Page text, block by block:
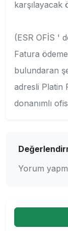
karşılayacak
(ESR OFİS '
Fatura
bulundaran
adresli Platin
donanımlı
Yorum